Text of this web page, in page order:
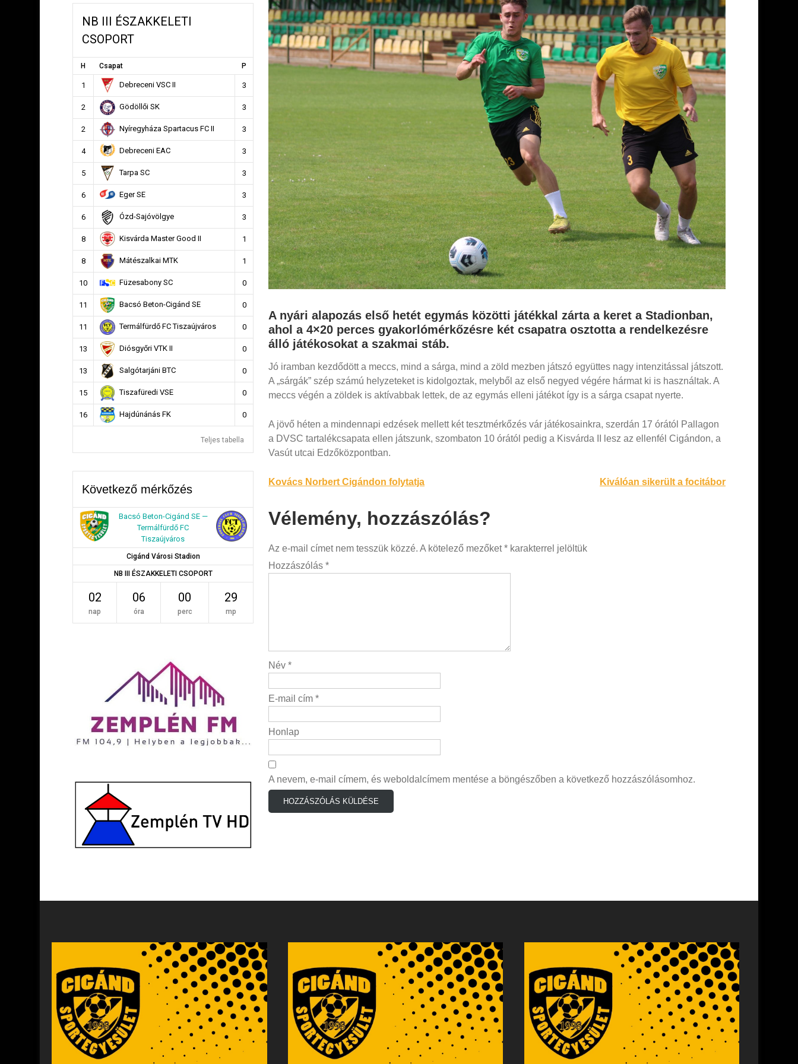
A nyári alapozás első hetét egymás közötti játékkal zárta a keret a Stadionban,
ahol a 4×20 perces gyakorlómérkőzésre két csapatra osztotta a rendelkezésre
álló játékosokat a szakmai stáb.
Jó iramban kezdődött a meccs, mind a sárga, mind a zöld mezben játszó együttes nagy intenzitással játszott.
A „sárgák” szép számú helyzeteket is kidolgoztak, melyből az első negyed végére hármat ki is használtak. A
meccs végén a zöldek is aktívabbak lettek, de az egymás elleni játékot így is a sárga csapat nyerte.
A jövő héten a mindennapi edzések mellett két tesztmérkőzés vár játékosainkra, szerdán 17 órától Pallagon
a DVSC tartalékcsapata ellen játszunk, szombaton 10 órától pedig a Kisvárda II lesz az ellenfél Cigándon, a
Vasút utcai Edzőközpontban.
Bejegyzés
navigáció
Kovács Norbert Cigándon folytatja Kiválóan sikerült a focitábor
Vélemény, hozzászólás?
Az e-mail címet nem tesszük közzé. A kötelező mezőket* karakterrel jelöltük
Hozzászólás *
Név *
E-mail cím *
Honlap
A nevem, e-mail címem, és weboldalcímem mentése a böngészőben a következő hozzászólásomhoz.
NB III ÉSZAKKELETI
CSOPORT
H Csapat P
1 Debreceni VSC II 3
2 Gödöllői SK 3
2 Nyíregyháza Spartacus FC II 3
4 Debreceni EAC 3
5 Tarpa SC 3
6 Eger SE 3
6 Ózd-Sajóvölgye 3
8 Kisvárda Master Good II 1
8 Mátészalkai MTK 1
10 Füzesabony SC 0
11 Bacsó Beton-Cigánd SE 0
11 Termálfürdő FC Tiszaújváros 0
13 Diósgyőri VTK II 0
13 Salgótarjáni BTC 0
15 Tiszafüredi VSE 0
16 Hajdúnánás FK 0
Teljes tabella
Következő mérkőzés
Bacsó Beton-Cigánd SE —
Termálfürdő FC
Tiszaújváros
Cigánd Városi Stadion
NB III ÉSZAKKELETI CSOPORT
02
nap
06
óra
00
perc
28
mp